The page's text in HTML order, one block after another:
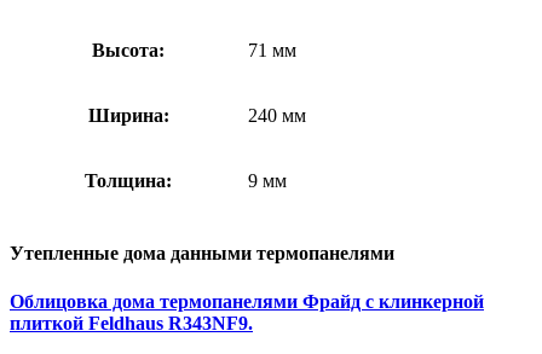
Высота: 71 мм
Ширина: 240 мм
Толщина: 9 мм
Утепленные дома данными термопанелями
Облицовка дома термопанелями Фрайд с клинкерной
плиткой Feldhaus R343NF9.